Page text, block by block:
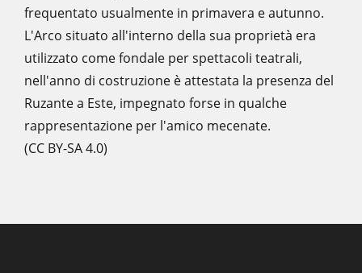
frequentato usualmente in primavera e autunno.
L'Arco situato all'interno della sua proprietà era
utilizzato come fondale per spettacoli teatrali,
nell'anno di costruzione è attestata la presenza del
Ruzante a Este, impegnato forse in qualche
rappresentazione per l'amico mecenate.
(CC BY-SA 4.0)